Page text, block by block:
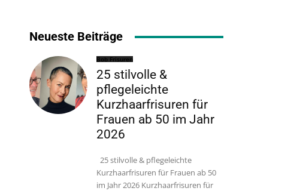
Neueste Beiträge
Bob Frisuren
25 stilvolle &
pflegeleichte
Kurzhaarfrisuren für
Frauen ab 50 im Jahr
2026
25 stilvolle & pflegeleichte
Kurzhaarfrisuren für Frauen ab 50
im Jahr 2026 Kurzhaarfrisuren für